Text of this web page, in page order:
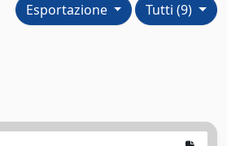
Tutti (9)
Esportazione